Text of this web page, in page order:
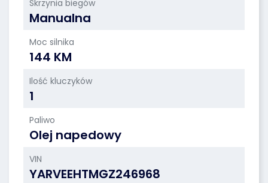
Skrzynia biegów
Manualna
Moc silnika
144 KM
Ilość kluczyków
1
Paliwo
Olej napedowy
VIN
YARVEEHTMGZ246968